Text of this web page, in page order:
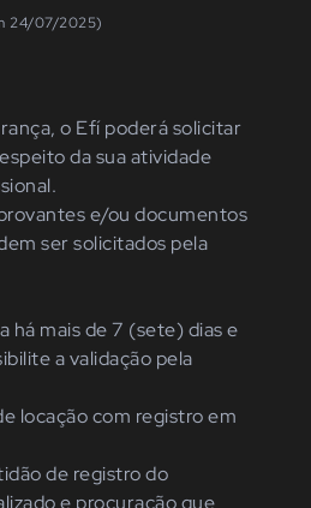
24/07/2025)
o Efí poderá solicitar
da sua atividade
e/ou documentos
ser solicitados pela
há mais de 7 (sete) dias e
a validação pela
locação com registro em
de registro do
e procuração que